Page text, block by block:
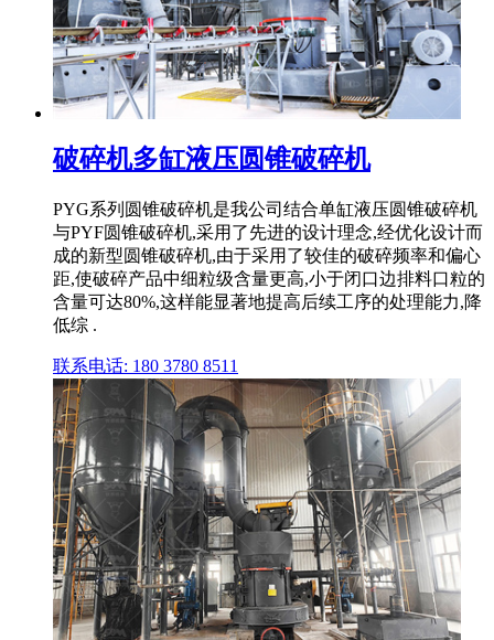
破碎机多缸液压圆锥破碎机
PYG系列圆锥破碎机是我公司结合单缸液压圆锥破碎机
与PYF圆锥破碎机,采用了先进的设计理念,经优化设计而
成的新型圆锥破碎机,由于采用了较佳的破碎频率和偏心
距,使破碎产品中细粒级含量更高,小于闭口边排料口粒的
含量可达80%,这样能显著地提高后续工序的处理能力,降
低综 .
联系电话: 180 3780 8511